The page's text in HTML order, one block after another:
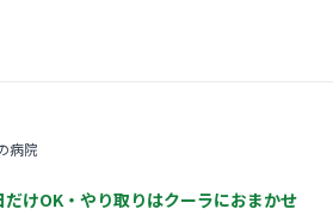
病院
けOK・やり取りはクーラにおまかせ